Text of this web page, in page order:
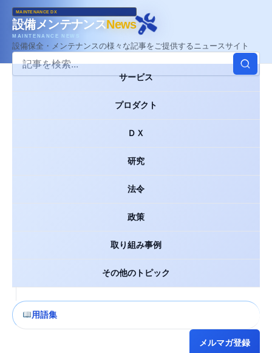
MAINTENANCE DX
設備メンテナンスNews
MAINTENANCE NEWS
設備保全・メンテナンスの様々な記事をご提供するニュースサイト
サービス
プロダクト
ＤＸ
研究
法令
政策
取り組み事例
その他のトピック
用語集
メルマガ登録